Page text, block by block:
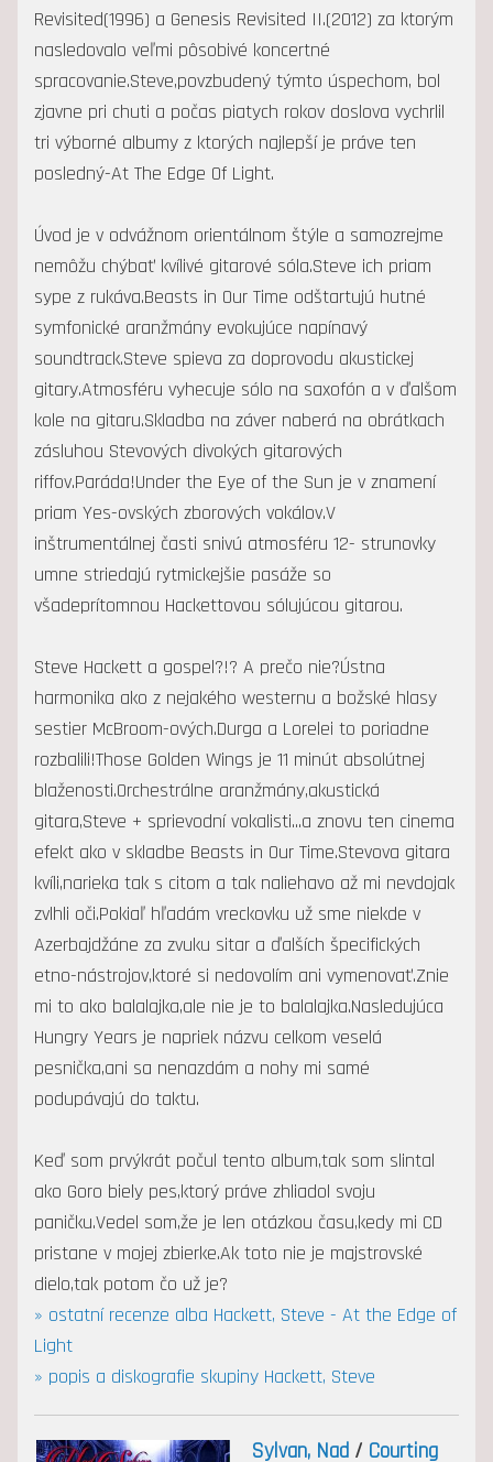
Revisited(1996) a Genesis Revisited II.(2012) za ktorým
nasledovalo veľmi pôsobivé koncertné
spracovanie.Steve,povzbudený týmto úspechom, bol
zjavne pri chuti a počas piatych rokov doslova vychrlil
tri výborné albumy z ktorých najlepší je práve ten
posledný-At The Edge Of Light.
Úvod je v odvážnom orientálnom štýle a samozrejme
nemôžu chýbať kvílivé gitarové sóla.Steve ich priam
sype z rukáva.Beasts in Our Time odštartujú hutné
symfonické aranžmány evokujúce napínavý
soundtrack.Steve spieva za doprovodu akustickej
gitary.Atmosféru vyhecuje sólo na saxofón a v ďalšom
kole na gitaru.Skladba na záver naberá na obrátkach
zásluhou Stevových divokých gitarových
riffov.Paráda!Under the Eye of the Sun je v znamení
priam Yes-ovských zborových vokálov.V
inštrumentálnej časti snivú atmosféru 12- strunovky
umne striedajú rytmickejšie pasáže so
všadeprítomnou Hackettovou sólujúcou gitarou.
Steve Hackett a gospel?!? A prečo nie?Ústna
harmonika ako z nejakého westernu a božské hlasy
sestier McBroom-ových.Durga a Lorelei to poriadne
rozbalili!Those Golden Wings je 11 minút absolútnej
blaženosti.Orchestrálne aranžmány,akustická
gitara,Steve + sprievodní vokalisti...a znovu ten cinema
efekt ako v skladbe Beasts in Our Time.Stevova gitara
kvíli,narieka tak s citom a tak naliehavo až mi nevdojak
zvlhli oči.Pokiaľ hľadám vreckovku už sme niekde v
Azerbajdžáne za zvuku sitar a ďalších špecifických
etno-nástrojov,ktoré si nedovolím ani vymenovať.Znie
mi to ako balalajka,ale nie je to balalajka.Nasledujúca
Hungry Years je napriek názvu celkom veselá
pesnička,ani sa nenazdám a nohy mi samé
podupávajú do taktu.
Keď som prvýkrát počul tento album,tak som slintal
ako Goro biely pes,ktorý práve zhliadol svoju
paničku.Vedel som,že je len otázkou času,kedy mi CD
pristane v mojej zbierke.Ak toto nie je majstrovské
dielo,tak potom čo už je?
» ostatní recenze alba Hackett, Steve - At the Edge of
Light
» popis a diskografie skupiny Hackett, Steve
Sylvan, Nad/ Courting